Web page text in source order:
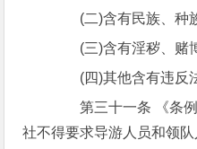
(二)含有民族、种
(三)含有淫秽、赌
(四)其他含有违反法
第三十一条 《条例
社不得要求导游人员和领